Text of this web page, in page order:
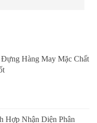
Hàng May Mặc Chất
Hợp Nhận Diện Phân